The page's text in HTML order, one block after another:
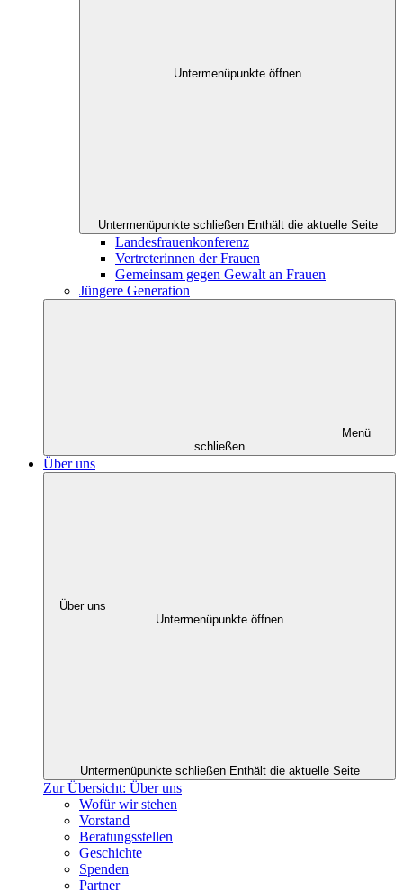
Untermenüpunkte öffnen
Untermenüpunkte schließen Enthält die aktuelle Seite
Landesfrauenkonferenz
Vertreterinnen der Frauen
Gemeinsam gegen Gewalt an Frauen
Jüngere Generation
Menü
schließen
Über uns
Über uns
Untermenüpunkte öffnen
Untermenüpunkte schließen Enthält die aktuelle Seite
Zur Übersicht: Über uns
Wofür wir stehen
Vorstand
Beratungsstellen
Geschichte
Spenden
Partner